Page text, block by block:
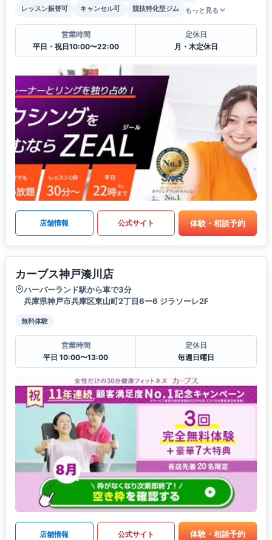
レッスン振替可
キャンセル可 競技特化型ジム もっと見る
営業時間
平日・祝日10:00〜22:00
定休日
月・木定休日
店舗情報 公式サイト 体験・相談予約
カーブス神戸湊川店
ハーバーランド駅から車で3分
兵庫県神戸市兵庫区東山町2丁目6ー6 ジラソーレ2F
無料体験
営業時間
平日 10:00〜13:00
定休日
毎週日曜日
店舗情報 公式サイト 体験・相談予約